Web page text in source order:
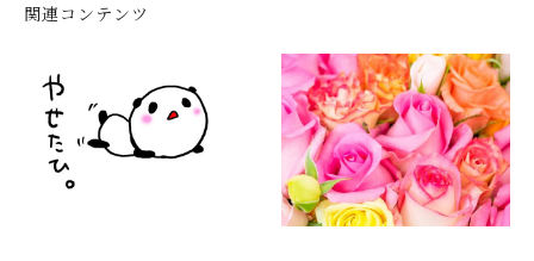
関連コンテンツ